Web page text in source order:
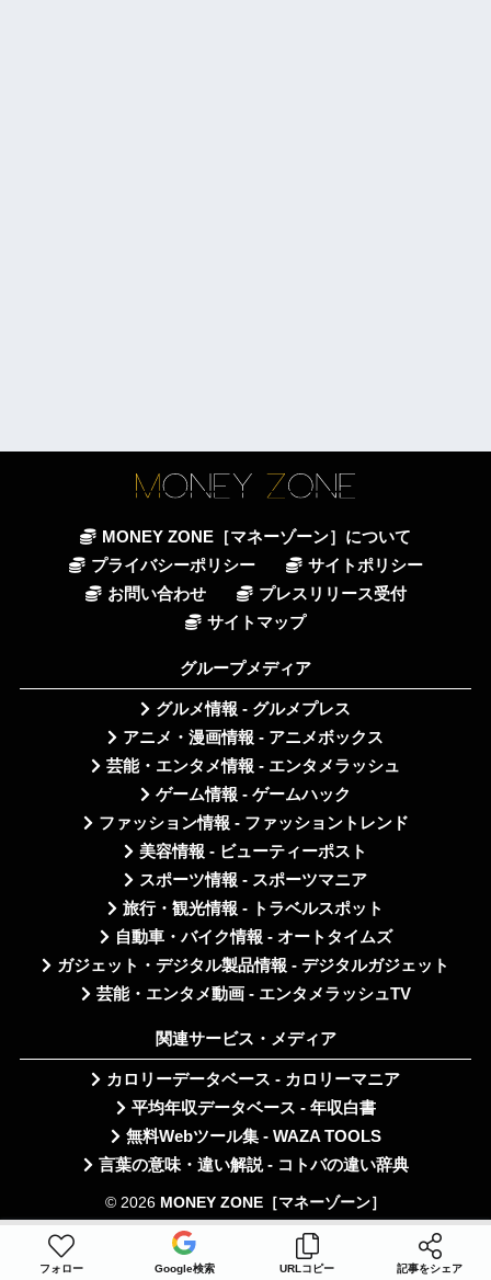
MONEY ZONE［マネーゾーン］について
プライバシーポリシー
サイトポリシー
お問い合わせ
プレスリリース受付
サイトマップ
グループメディア
グルメ情報 - グルメプレス
アニメ・漫画情報 - アニメボックス
芸能・エンタメ情報 - エンタメラッシュ
ゲーム情報 - ゲームハック
ファッション情報 - ファッショントレンド
美容情報 - ビューティーポスト
スポーツ情報 - スポーツマニア
旅行・観光情報 - トラベルスポット
自動車・バイク情報 - オートタイムズ
ガジェット・デジタル製品情報 - デジタルガジェット
芸能・エンタメ動画 - エンタメラッシュTV
関連サービス・メディア
カロリーデータベース - カロリーマニア
平均年収データベース - 年収白書
無料Webツール集 - WAZA TOOLS
言葉の意味・違い解説 - コトバの違い辞典
© 2026 MONEY ZONE［マネーゾーン］
フォロー Google検索 URLコピー 記事をシェア